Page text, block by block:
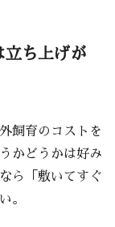
立ち上げが
飼育のコストを
かどうかは好み
ら「敷いてすぐ
。